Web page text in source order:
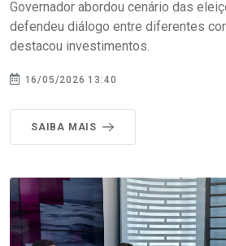
Governador abordou cenário das
defendeu diálogo entre diferentes
destacou investimentos.
16/05/2026 13:40
SAIBA MAIS